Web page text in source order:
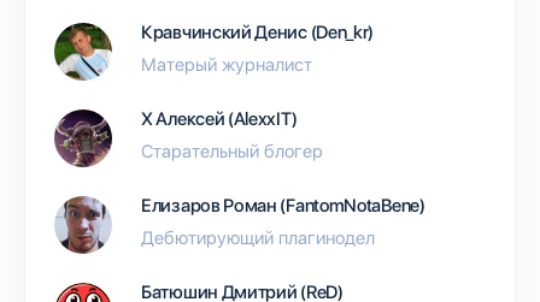
Кравчинский Денис (Den_kr)
Матерый журналист
Х Алексей (AlexxIT)
Старательный блогер
Елизаров Роман (FantomNotaBene)
Дебютирующий плагинодел
Батюшин Дмитрий (ReD)